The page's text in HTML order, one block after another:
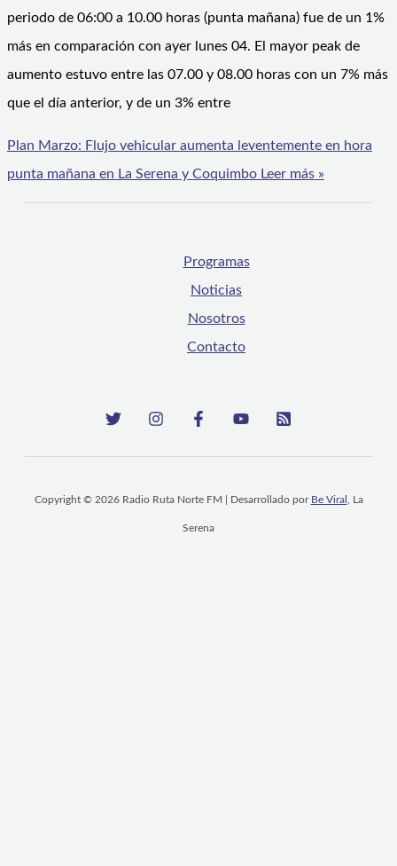
periodo de 06:00 a 10.00 horas (punta mañana) fue de un 1%
más en comparación con ayer lunes 04. El mayor peak de
aumento estuvo entre las 07.00 y 08.00 horas con un 7% más
que el día anterior, y de un 3% entre
Plan Marzo: Flujo vehicular aumenta leventemente en hora
punta mañana en La Serena y Coquimbo Leer más »
Programas
Noticias
Nosotros
Contacto
Copyright © 2026 Radio Ruta Norte FM | Desarrollado por Be Viral , La
Serena